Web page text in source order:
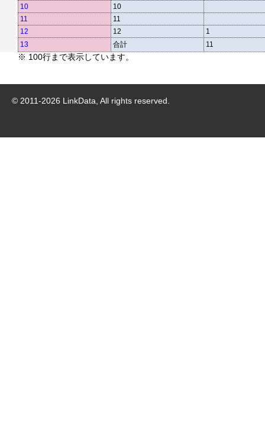
10
10
11
11
12
12
1
13
合計 11
※ 100行まで表示しています。
© 2011-2026 LinkData, All rights reserved.